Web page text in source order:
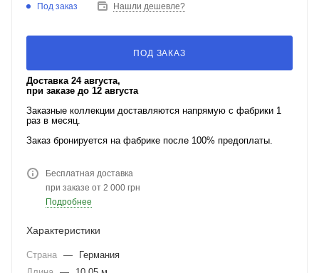
Под заказ Нашли дешевле?
ПОД ЗАКАЗ
Доставка 24 августа,
при заказе до 12 августа
Заказные коллекции доставляются напрямую с фабрики 1
раз в месяц.
Заказ бронируется на фабрике после 100% предоплаты.
Бесплатная доставка
при заказе от 2 000 грн
Подробнее
Характеристики
Страна —
Германия